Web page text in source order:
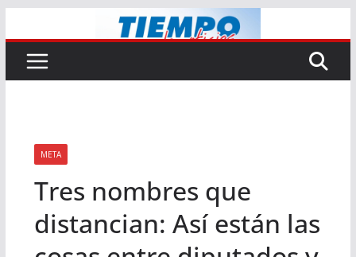
al
contenido
META
Tres nombres que
distancian: Así están las